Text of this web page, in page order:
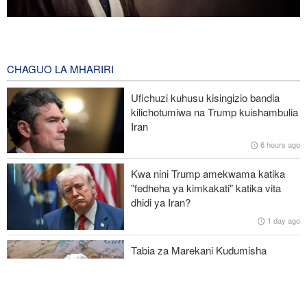
Iran yazindua teknolojia ya virusi vya kuangamiza saratani
Jeshi la Yemen laangamiza makumi ya mamluki wa Saudia
mkoani Ta'izz
DRC yajipanga kwa sensa ya kwanza ya kitaifa baada ya miaka
42
Wanajeshi wasiopungua 10 wauawa katika shambulio katikati
mwa Mali
CHAGUO LA MHARIRI
Ufichuzi kuhusu kisingizio bandia
kilichotumiwa na Trump kuishambulia
Iran
6 hours ago
Kwa nini Trump amekwama katika
"fedheha ya kimkakati" katika vita
dhidi ya Iran?
1 day ago
Tabia za Marekani Kudumisha